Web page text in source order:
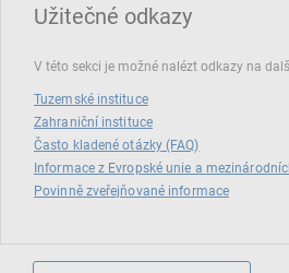
Užitečné odkazy
V této sekci je možné nalézt odkazy na
Tuzemské instituce
Zahraniční instituce
Často kladené otázky (FAQ)
Informace z Evropské unie a
Povinně zveřejňované informace